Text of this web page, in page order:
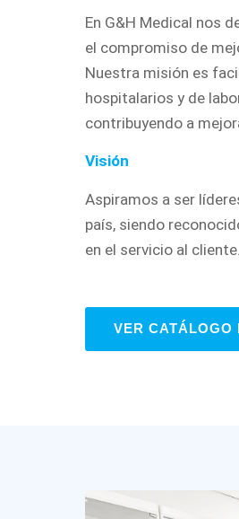
En G&H Medical nos
el compromiso de
Nuestra misión es
hospitalarios y de
contribuyendo a
Visión
Aspiramos a ser
país, siendo
en el servicio al cliente.
VER CATÁLOGO